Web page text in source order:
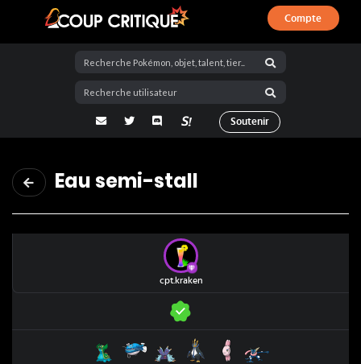
Coup Critique
Compte
adresse email
Twitter Discord La Salty Room sur Pokémon
Soutenir
Eau semi-stall
cpt.kraken
Tritosor EstOyacata PrédastériePingoléon